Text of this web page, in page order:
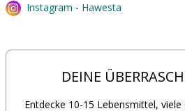
Instagram - Hawesta
DEINE
Entdecke 10-15 Lebensmittel,